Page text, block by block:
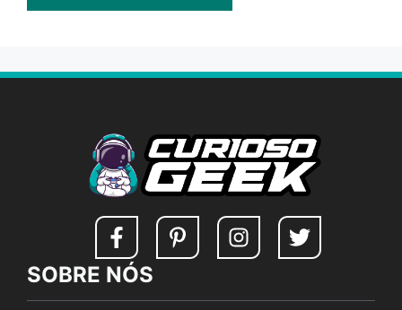
SOBRE NÓS